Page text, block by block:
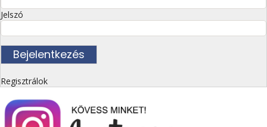
Jelszó
Regisztrálok